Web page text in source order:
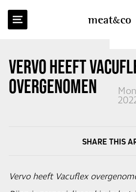
meatco
VERVO HEEFT
OVERGENOMEN
BACK TO OVERVIEW
SHARE THIS
Vervo heeft Vacuflex